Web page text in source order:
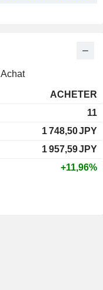
Achat
ACHETER
11
1 748,50JPY
1 957,59JPY
+11,96%